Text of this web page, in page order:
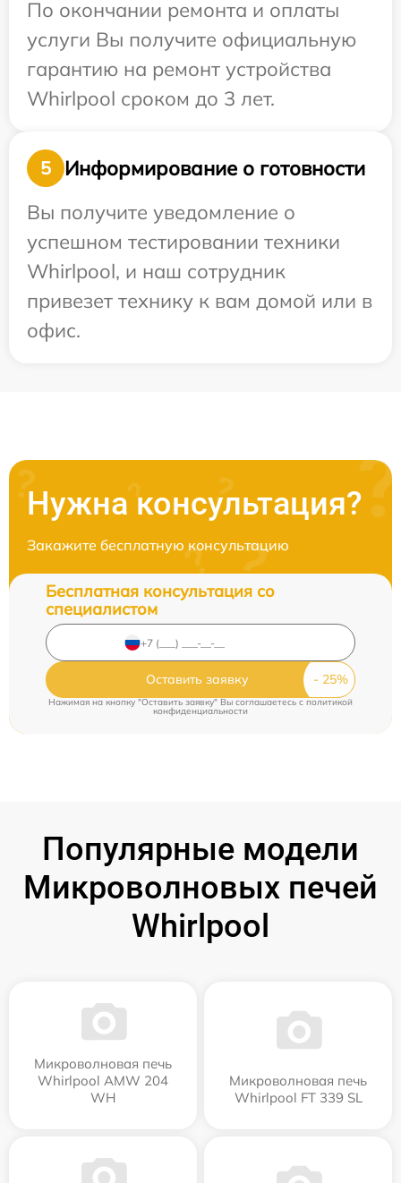
По окончании ремонта и оплаты
услуги Вы получите официальную
гарантию на ремонт устройства
Whirlpool сроком до 3 лет.
5
Информирование о готовности
Вы получите уведомление о
успешном тестировании техники
Whirlpool, и наш сотрудник
привезет технику к вам домой или в
офис.
Нужна консультация?
Закажите бесплатную консультацию
Бесплатная консультация со
специалистом
Оставить заявку
Нажимая на кнопку "Оставить заявку" Вы соглашаетесь c политикой
конфиденциальности
Популярные модели
Микроволновых печей
Whirlpool
Микроволновая печь
Whirlpool AMW 204
WH
Микроволновая печь
Whirlpool FT 339 SL